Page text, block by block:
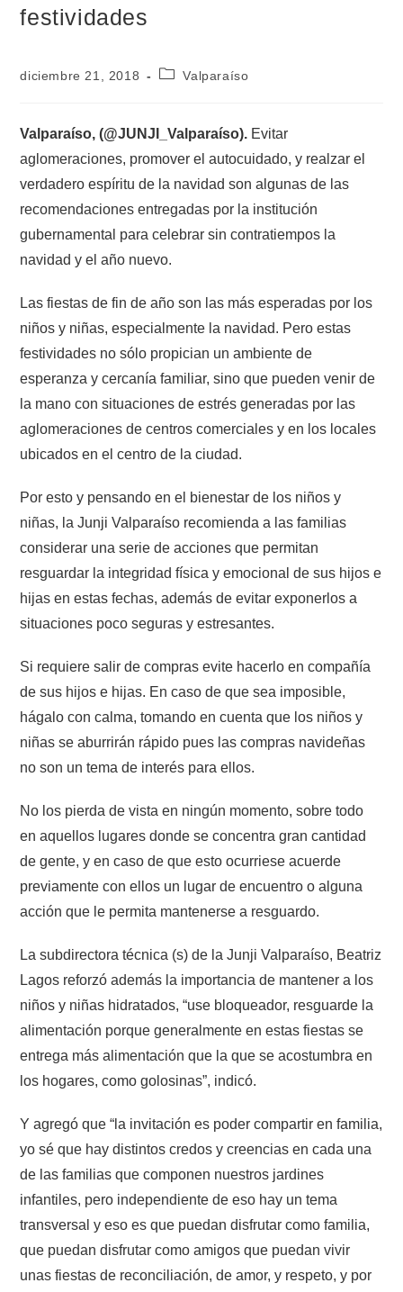
festividades
diciembre 21, 2018 Valparaíso
Valparaíso, (@JUNJI_Valparaíso). Evitar
aglomeraciones, promover el autocuidado, y realzar el
verdadero espíritu de la navidad son algunas de las
recomendaciones entregadas por la institución
gubernamental para celebrar sin contratiempos la
navidad y el año nuevo.
Las fiestas de fin de año son las más esperadas por los
niños y niñas, especialmente la navidad. Pero estas
festividades no sólo propician un ambiente de
esperanza y cercanía familiar, sino que pueden venir de
la mano con situaciones de estrés generadas por las
aglomeraciones de centros comerciales y en los locales
ubicados en el centro de la ciudad.
Por esto y pensando en el bienestar de los niños y
niñas, la Junji Valparaíso recomienda a las familias
considerar una serie de acciones que permitan
resguardar la integridad física y emocional de sus hijos e
hijas en estas fechas, además de evitar exponerlos a
situaciones poco seguras y estresantes.
Si requiere salir de compras evite hacerlo en compañía
de sus hijos e hijas. En caso de que sea imposible,
hágalo con calma, tomando en cuenta que los niños y
niñas se aburrirán rápido pues las compras navideñas
no son un tema de interés para ellos.
No los pierda de vista en ningún momento, sobre todo
en aquellos lugares donde se concentra gran cantidad
de gente, y en caso de que esto ocurriese acuerde
previamente con ellos un lugar de encuentro o alguna
acción que le permita mantenerse a resguardo.
La subdirectora técnica (s) de la Junji Valparaíso, Beatriz
Lagos reforzó además la importancia de mantener a los
niños y niñas hidratados, “use bloqueador, resguarde la
alimentación porque generalmente en estas fiestas se
entrega más alimentación que la que se acostumbra en
los hogares, como golosinas”, indicó.
Y agregó que “la invitación es poder compartir en familia,
yo sé que hay distintos credos y creencias en cada una
de las familias que componen nuestros jardines
infantiles, pero independiente de eso hay un tema
transversal y eso es que puedan disfrutar como familia,
que puedan disfrutar como amigos que puedan vivir
unas fiestas de reconciliación, de amor, y respeto, y por